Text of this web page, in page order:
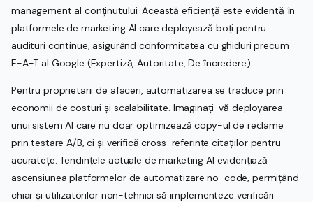
management al conținutului. Această eficiență este evidentă în
platformele de marketing AI care deployează boți pentru
audituri continue, asigurând conformitatea cu ghiduri precum
E-A-T al Google (Expertiză, Autoritate, De încredere).
Pentru proprietarii de afaceri, automatizarea se traduce prin
economii de costuri și scalabilitate. Imaginați-vă deployarea
unui sistem AI care nu doar optimizează copy-ul de reclame
prin testare A/B, ci și verifică cross-referințe citațiilor pentru
acuratețe. Tendințele actuale de marketing AI evidențiază
ascensiunea platformelor de automatizare no-code, permițând
chiar și utilizatorilor non-tehnici să implementeze verificări